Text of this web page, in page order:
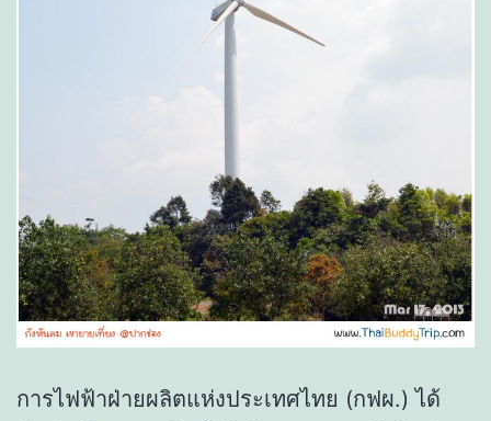
การไฟฟ้าฝ่ายผลิตแห่งประเทศไทย (กฟผ.) ได้